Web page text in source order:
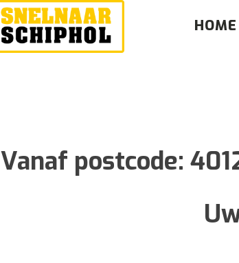
HOME
Vanaf postcode: